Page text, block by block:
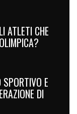
ATLETI CHE
E
DI